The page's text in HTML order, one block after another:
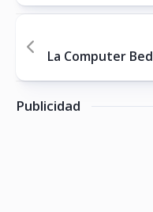
La Computer Bed
Publicidad